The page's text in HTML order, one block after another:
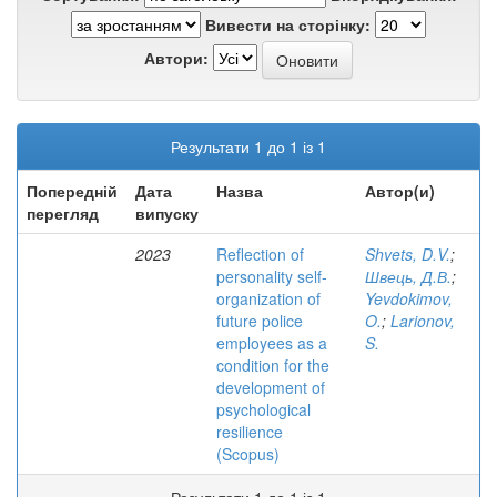
Вивести на сторінку:
Автори:
Результати 1 до 1 із 1
Попередній
перегляд
Дата
випуску
Назва Автор(и)
2023
Reflection of
personality self-
organization of
future police
employees as a
condition for the
development of
psychological
resilience
(Scopus)
Shvets, D.V.;
Швець, Д.В.;
Yevdokimov,
O.; Larionov,
S.